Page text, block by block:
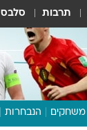
תרבות סלבס
משחקים הנבחרות